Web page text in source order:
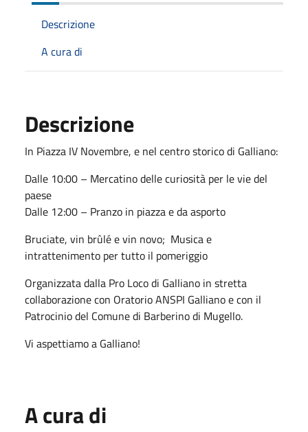
Descrizione
A cura di
Descrizione
In Piazza IV Novembre, e nel centro storico di Galliano:
Dalle 10:00 – Mercatino delle curiosità per le vie del
paese
Dalle 12:00 – Pranzo in piazza e da asporto
Bruciate, vin brûlé e vin novo; Musica e
intrattenimento per tutto il pomeriggio
Organizzata dalla Pro Loco di Galliano in stretta
collaborazione con Oratorio ANSPI Galliano e con il
Patrocinio del Comune di Barberino di Mugello.
Vi aspettiamo a Galliano!
A cura di